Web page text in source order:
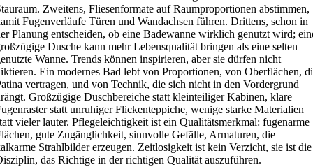
Zweitens, Fliesenformate auf Raumproportionen abstimmen,
Fugenverläufe Türen und Wandachsen führen. Drittens, schon in
Planung entscheiden, ob eine Badewanne wirklich genutzt wird;
Dusche kann mehr Lebensqualität bringen als eine selten
Wanne. Trends können inspirieren, aber sie dürfen nicht
Ein modernes Bad lebt von Proportionen, von Oberflächen,
vertragen, und von Technik, die sich nicht in den Vordergrund
Großzügige Duschbereiche statt kleinteiliger Kabinen, klare
statt unruhiger Flickenteppiche, wenige starke Materialien
vieler lauter. Pflegeleichtigkeit ist ein Qualitätsmerkmal: fugenarme
gute Zugänglichkeit, sinnvolle Gefälle, Armaturen, die
Strahlbilder erzeugen. Zeitlosigkeit ist kein Verzicht, sie ist die
das Richtige in der richtigen Qualität auszuführen.